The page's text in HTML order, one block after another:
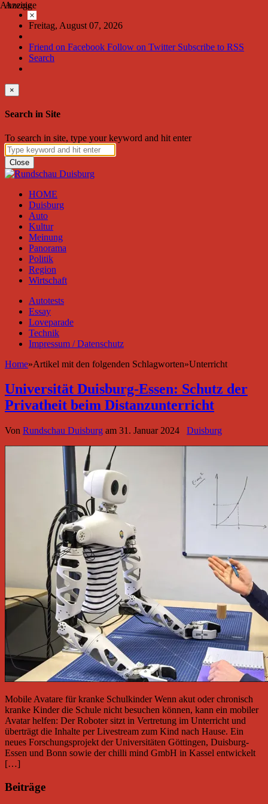
Freitag, August 07, 2026
Friend on Facebook Follow on Twitter Subscribe to RSS
Search
×
Search in Site
To search in site, type your keyword and hit enter
Close
HOME
Duisburg
Auto
Kultur
Meinung
Panorama
Politik
Region
Wirtschaft
Autotests
Essay
Loveparade
Technik
Impressum / Datenschutz
Home»Artikel mit den folgenden Schlagworten»Unterricht
Universität Duisburg-Essen: Schutz der
Privatheit beim Distanzunterricht
Von Rundschau Duisburg am 31. Januar 2024 Duisburg
Mobile Avatare für kranke Schulkinder Wenn akut oder chronisch
kranke Kinder die Schule nicht besuchen können, kann ein mobiler
Avatar helfen: Der Roboter sitzt in Vertretung im Unterricht und
überträgt die Inhalte per Livestream zum Kind nach Hause. Ein
neues Forschungsprojekt der Universitäten Göttingen, Duisburg-
Essen und Bonn sowie der chilli mind GmbH in Kassel entwickelt
[…]
Beiträge
Anzeige
×
Anzeige